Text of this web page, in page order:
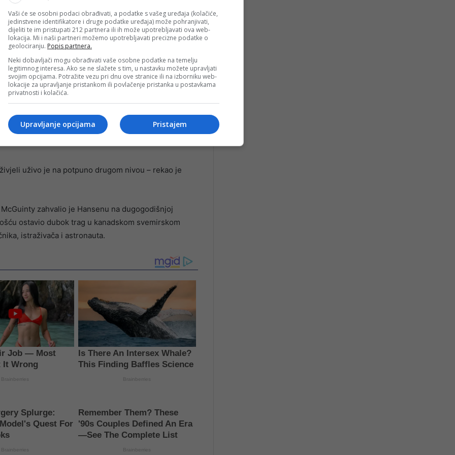
Artemis II , prva misija s ljudskom posadom koja je
podviga. Postali su prvi ljudi koji su otputovali
vidjeli udaljenu stranu Mjeseca te prvi astronauti
da nijedna fotografija ne može dočarati prizore koje
uživo je na potpuno drugom nivou – rekao je
zahvalio je Hansenu na dugogodišnjoj
ostavio dubok trag u kanadskom svemirskom
istraživača i astronauta.
Vaši će se osobni podaci obrađivati, a podatke s vašeg uređaja (kolačiće,
jedinstvene identifikatore i druge podatke uređaja) može pohranjivati,
dijeliti te im pristupati 212 partnera ili ih može upotrebljavati ova web-
lokacija. Mi i naši partneri možemo upotrebljavati precizne podatke o
geolociranju. Popis partnera.
Neki dobavljači mogu obrađivati vaše osobne podatke na temelju
legitimnog interesa. Ako se ne slažete s tim, u nastavku možete upravljati
svojim opcijama. Potražite vezu pri dnu ove stranice ili na izborniku web-
lokacije za upravljanje pristankom ili povlačenje pristanka u postavkama
privatnosti i kolačića.
Pristajem
Upravljanje opcijama